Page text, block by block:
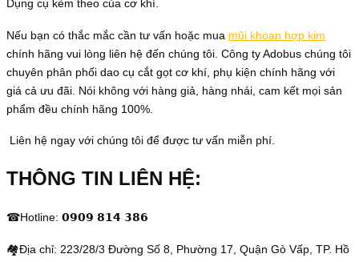
Dụng cụ kèm theo của cơ khí.
Nếu bạn có thắc mắc cần tư vấn hoặc mua mũi khoan hợp kim
chính hãng vui lòng liên hệ đến chúng tôi. Công ty Adobus chúng tôi
chuyên phân phối dao cụ cắt gọt cơ khí, phụ kiện chính hãng với
giá cả ưu đãi. Nói không với hàng giả, hàng nhái, cam kết mọi sản
phẩm đều chính hãng 100%.
Liên hệ ngay với chúng tôi để được tư vấn miễn phí.
THÔNG TIN LIÊN HỆ:
☎Hotline: 𝟬𝟵𝟬𝟵 𝟴𝟭𝟰 𝟯𝟴𝟲
🏘Địa chỉ: 223/28/3 Đường Số 8, Phường 17, Quận Gò Vấp, TP. Hồ